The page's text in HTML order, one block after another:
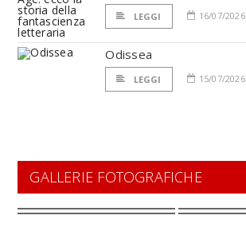
LEGGI 16/07/2026
Odissea
LEGGI 15/07/2026
GALLERIE FOTOGRAFICHE